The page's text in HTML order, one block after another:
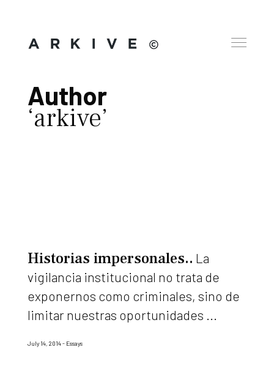
Author
arkive
Historias impersonales. La
vigilancia institucional no trata de
exponernos como criminales, sino de
limitar nuestras oportunidades ...
July 14, 2014 Essays